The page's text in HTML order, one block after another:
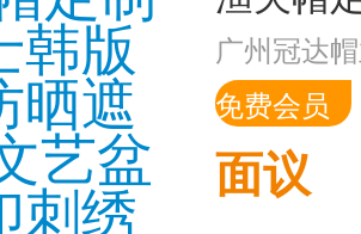
广州冠达
免费会员
面议